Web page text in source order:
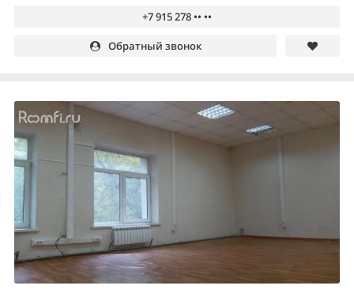
+7 915 278 •• ••
Обратный звонок